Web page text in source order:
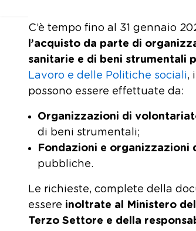
C’è tempo fino al 31 gennaio
l’acquisto da parte di
sanitarie e di beni strumentali
Lavoro e delle Politiche sociali,
possono essere effettuate da:
Organizzazioni di
di beni strumentali;
Fondazioni e organizzazioni
pubbliche.
Le richieste, complete della
essere inoltrate al Ministero
Terzo Settore e della